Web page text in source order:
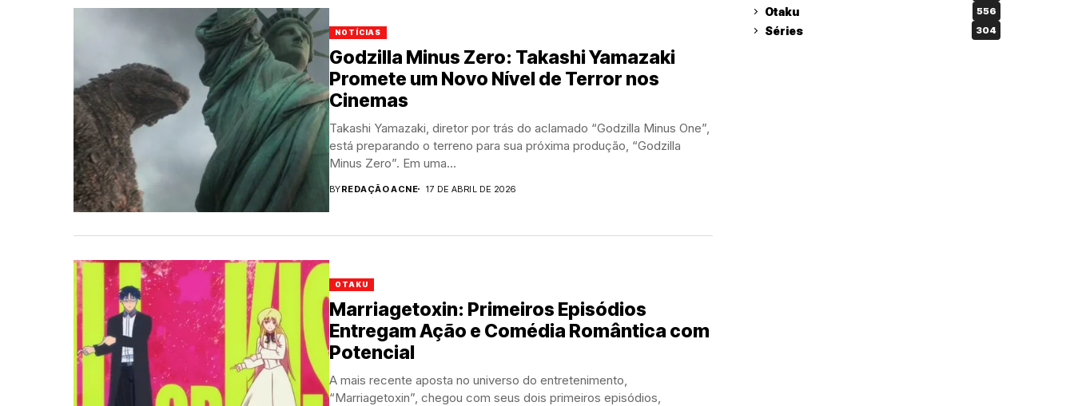
NOTÍCIAS
Godzilla Minus Zero: Takashi Yamazaki
Promete um Novo Nível de Terror nos
Cinemas
Takashi Yamazaki, diretor por trás do aclamado “Godzilla Minus One”,
está preparando o terreno para sua próxima produção, “Godzilla
Minus Zero”. Em uma...
BYREDAÇÃO ACNE 17 DE ABRIL DE 2026
OTAKU
Marriagetoxin: Primeiros Episódios
Entregam Ação e Comédia Romântica com
Potencial
A mais recente aposta no universo do entretenimento,
“Marriagetoxin”, chegou com seus dois primeiros episódios,
Otaku 556
Séries 304